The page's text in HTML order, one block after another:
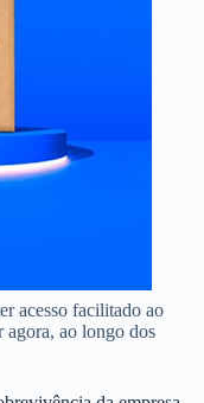
acesso facilitado ao
agora, ao longo dos